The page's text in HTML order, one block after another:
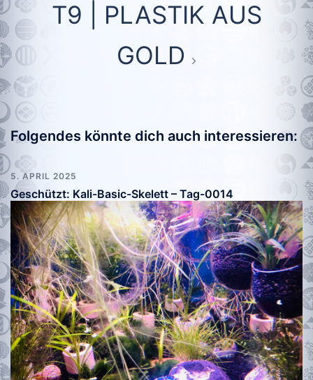
T9 | PLASTIK AUS
GOLD
Folgendes könnte dich auch interessieren:
5. APRIL 2025
Geschützt: Kali-Basic-Skelett – Tag-0014